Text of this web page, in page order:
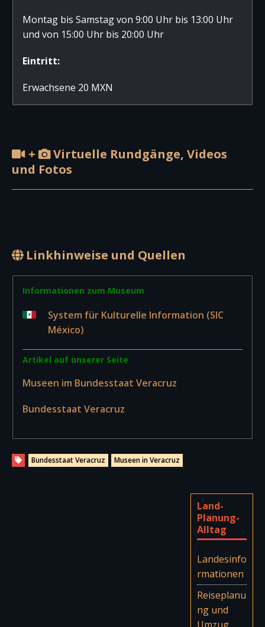
Montag bis Samstag von 9:00 Uhr bis 13:00 Uhr
und von 15:00 Uhr bis 20:00 Uhr
Eintritt:
Erwachsene 20 MXN
+
Virtuelle Rundgänge, Videos
und Fotos
Linkhinweise und Quellen
Informationen zum Museum
System für Kulturelle Information (SIC
México)
Artikel auf unserer Seite
Museen im Bundesstaat Veracruz
Bundesstaat Veracruz
Bundesstaat Veracruz Museen in Veracruz
Land-
Planung-
Alltag
Landesinfo
rmationen
Reiseplanu
ng und